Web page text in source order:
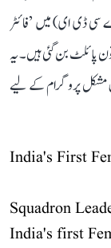
سی ڈی ای) میں ’فائٹر
پائلٹ بن گئی ہیں۔ یہ
پر مشتمل اس مشکل پروگرام کے لیے
India's First
Squadron
India's first